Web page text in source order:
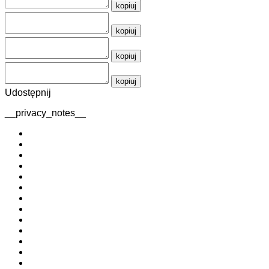
kopiuj
kopiuj
kopiuj
kopiuj
Udostępnij
__privacy_notes__